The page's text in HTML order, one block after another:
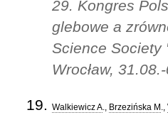
29. Kongres
glebowe a
Science Society
Wrocław,
Walkiewicz A., Brzezińska M .,